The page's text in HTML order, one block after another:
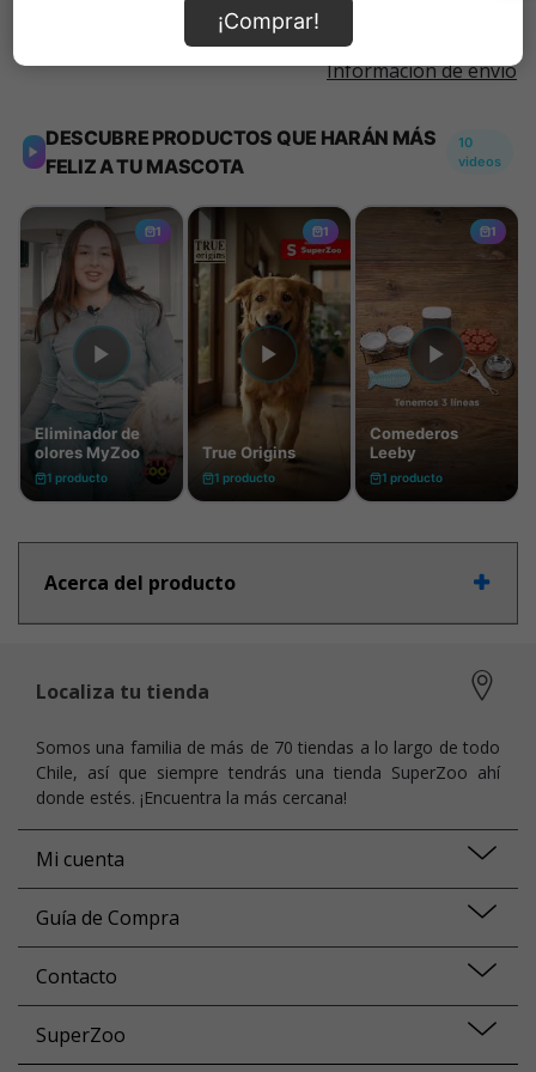
Información de envío
Acerca del producto
¡Comprar!
Localiza tu tienda
Somos una familia de más de 70 tiendas a lo largo de todo
Chile, así que siempre tendrás una tienda SuperZoo ahí
donde estés. ¡Encuentra la más cercana!
Mi cuenta
Guía de Compra
Contacto
SuperZoo